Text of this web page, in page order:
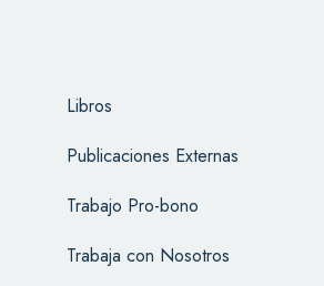
Libros
Publicaciones Externas
Trabajo Pro-bono
Trabaja con Nosotros